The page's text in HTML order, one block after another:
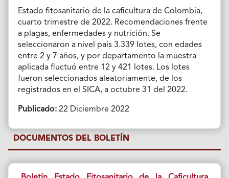
Estado fitosanitario de la caficultura de Colombia,
cuarto trimestre de 2022. Recomendaciones frente
a plagas, enfermedades y nutrición. Se
seleccionaron a nivel país 3.339 lotes, con edades
entre 2 y 7 años, y por departamento la muestra
aplicada fluctuó entre 12 y 421 lotes. Los lotes
fueron seleccionados aleatoriamente, de los
registrados en el SICA, a octubre 31 del 2022.
Publicado:22 Diciembre 2022
DOCUMENTOS DEL BOLETÍN